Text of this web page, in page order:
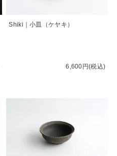
Shiki｜小皿（ケヤキ）
6,600円(税込)